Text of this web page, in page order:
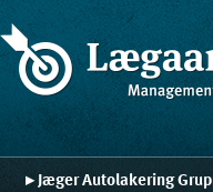
Jæger Autolakering